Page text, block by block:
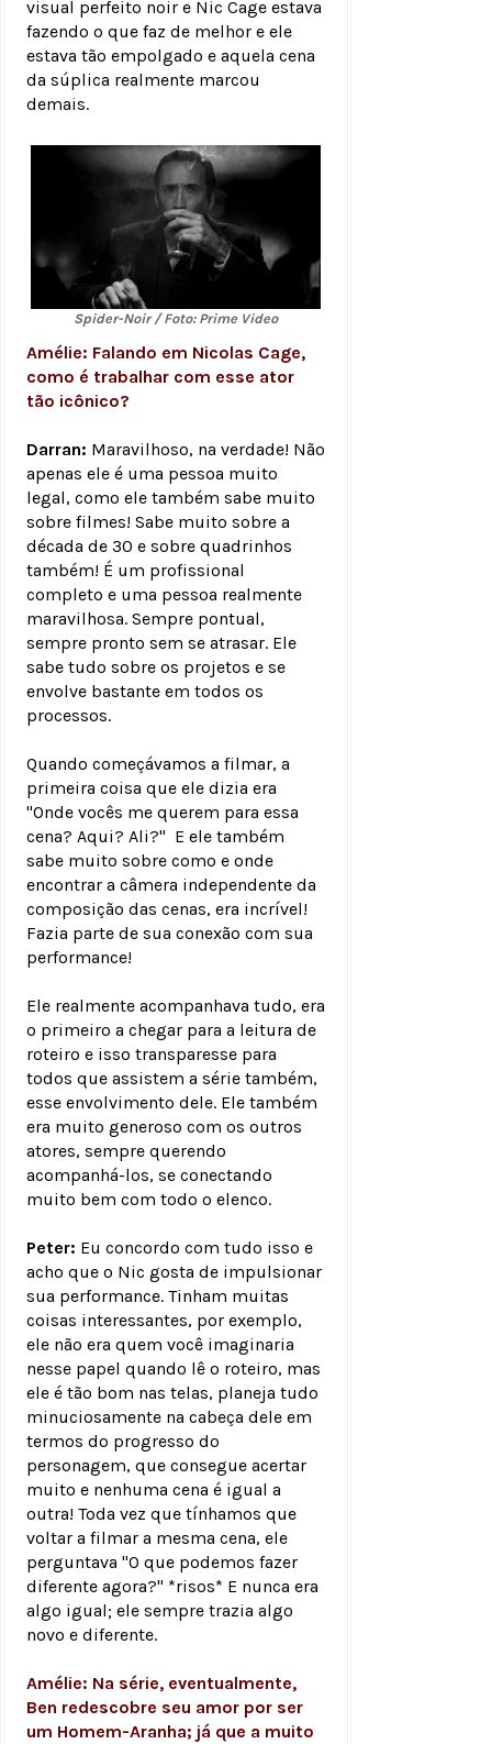
visual perfeito noir e Nic Cage estava
fazendo o que faz de melhor e ele
estava tão empolgado e aquela cena
da súplica realmente marcou
demais.
Spider-Noir / Foto: Prime Video
Amélie: Falando em Nicolas Cage,
como é trabalhar com esse ator
tão icônico?
Darran: Maravilhoso, na verdade! Não
apenas ele é uma pessoa muito
legal, como ele também sabe muito
sobre filmes! Sabe muito sobre a
década de 30 e sobre quadrinhos
também! É um profissional
completo e uma pessoa realmente
maravilhosa. Sempre pontual,
sempre pronto sem se atrasar. Ele
sabe tudo sobre os projetos e se
envolve bastante em todos os
processos.
Quando começávamos a filmar, a
primeira coisa que ele dizia era
"Onde vocês me querem para essa
cena? Aqui? Ali?" E ele também
sabe muito sobre como e onde
encontrar a câmera independente da
composição das cenas, era incrível!
Fazia parte de sua conexão com sua
performance!
Ele realmente acompanhava tudo, era
o primeiro a chegar para a leitura de
roteiro e isso transparesse para
todos que assistem a série também,
esse envolvimento dele. Ele também
era muito generoso com os outros
atores, sempre querendo
acompanhá-los, se conectando
muito bem com todo o elenco.
Peter: Eu concordo com tudo isso e
acho que o Nic gosta de impulsionar
sua performance. Tinham muitas
coisas interessantes, por exemplo,
ele não era quem você imaginaria
nesse papel quando lê o roteiro, mas
ele é tão bom nas telas, planeja tudo
minuciosamente na cabeça dele em
termos do progresso do
personagem, que consegue acertar
muito e nenhuma cena é igual a
outra! Toda vez que tínhamos que
voltar a filmar a mesma cena, ele
perguntava "O que podemos fazer
diferente agora?" *risos* E nunca era
algo igual; ele sempre trazia algo
novo e diferente.
Amélie: Na série, eventualmente,
Ben redescobre seu amor por ser
um Homem-Aranha; já que a muito